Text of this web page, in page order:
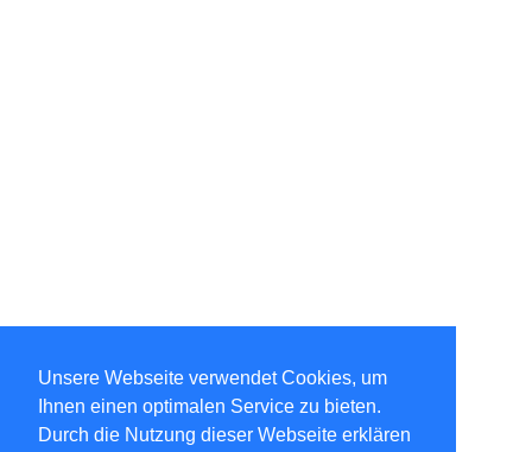
Unsere Webseite verwendet Cookies, um
Ihnen einen optimalen Service zu bieten.
Durch die Nutzung dieser Webseite erklären